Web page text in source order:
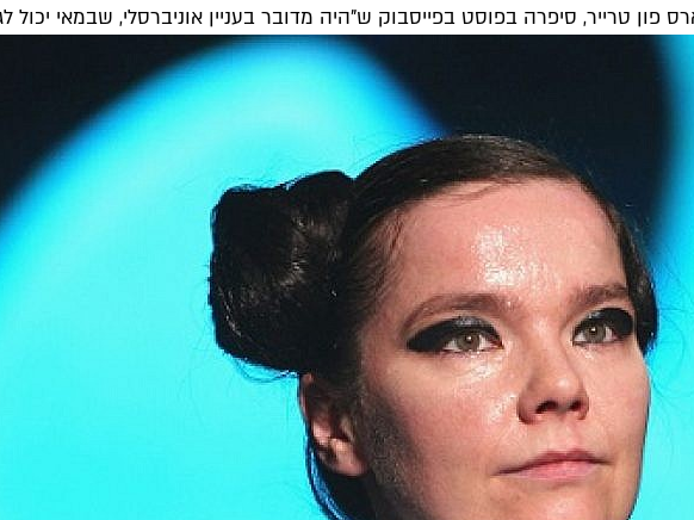
טרייר, סיפרה בפוסט בפייסבוק ש"היה מדובר בעניין אוניברסלי, שבמאי יכול